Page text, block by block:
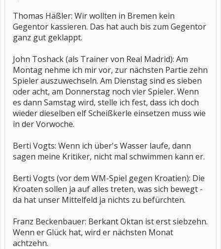
Thomas Häßler: Wir wollten in Bremen kein
Gegentor kassieren. Das hat auch bis zum Gegentor
ganz gut geklappt.
John Toshack (als Trainer von Real Madrid): Am
Montag nehme ich mir vor, zur nächsten Partie zehn
Spieler auszuwechseln. Am Dienstag sind es sieben
oder acht, am Donnerstag noch vier Spieler. Wenn
es dann Samstag wird, stelle ich fest, dass ich doch
wieder dieselben elf Scheißkerle einsetzen muss wie
in der Vorwoche.
Berti Vogts: Wenn ich über's Wasser laufe, dann
sagen meine Kritiker, nicht mal schwimmen kann er.
Berti Vogts (vor dem WM-Spiel gegen Kroatien): Die
Kroaten sollen ja auf alles treten, was sich bewegt -
da hat unser Mittelfeld ja nichts zu befürchten.
Franz Beckenbauer: Berkant Oktan ist erst siebzehn.
Wenn er Glück hat, wird er nächsten Monat
achtzehn.